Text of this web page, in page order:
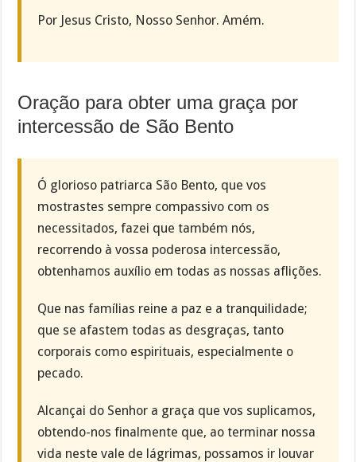
Por Jesus Cristo, Nosso Senhor. Amém.
Oração para obter uma graça por
intercessão de São Bento
Ó glorioso patriarca São Bento, que vos
mostrastes sempre compassivo com os
necessitados, fazei que também nós,
recorrendo à vossa poderosa intercessão,
obtenhamos auxílio em todas as nossas aflições.
Que nas famílias reine a paz e a tranquilidade;
que se afastem todas as desgraças, tanto
corporais como espirituais, especialmente o
pecado.
Alcançai do Senhor a graça que vos suplicamos,
obtendo-nos finalmente que, ao terminar nossa
vida neste vale de lágrimas, possamos ir louvar